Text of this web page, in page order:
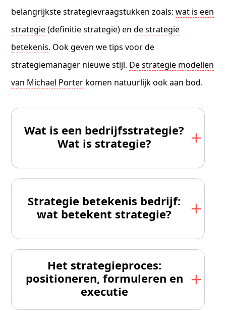
belangrijkste strategievraagstukken zoals:wat is een
strategie(definitie strategie) ende strategie
betekenis. Ook geven we tips voor de
strategiemanager nieuwe stijl. De strategie modellen
van Michael Porter komen natuurlijk ook aan bod.
Wat is een bedrijfsstrategie?
Wat is strategie?
Strategie betekenis bedrijf:
wat betekent strategie?
Het strategieproces:
positioneren, formuleren en
executie